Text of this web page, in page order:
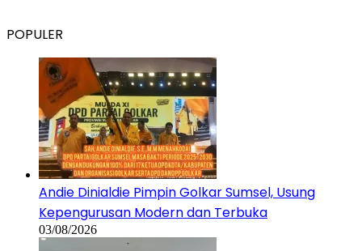
POPULER
Andie Dinialdie Pimpin Golkar Sumsel, Usung
Kepengurusan Modern dan Terbuka
03/08/2026